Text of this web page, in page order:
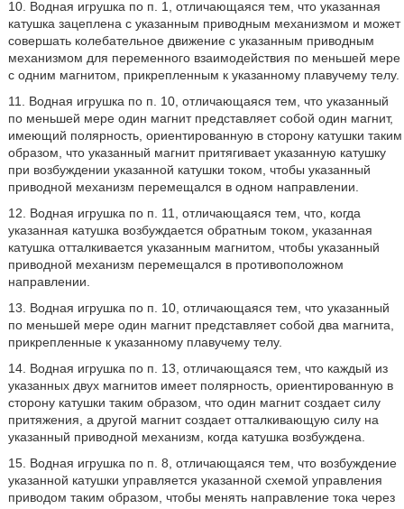
10. Водная игрушка по п. 1, отличающаяся тем, что указанная
катушка зацеплена с указанным приводным механизмом и может
совершать колебательное движение с указанным приводным
механизмом для переменного взаимодействия по меньшей мере
с одним магнитом, прикрепленным к указанному плавучему телу.
11. Водная игрушка по п. 10, отличающаяся тем, что указанный
по меньшей мере один магнит представляет собой один магнит,
имеющий полярность, ориентированную в сторону катушки таким
образом, что указанный магнит притягивает указанную катушку
при возбуждении указанной катушки током, чтобы указанный
приводной механизм перемещался в одном направлении.
12. Водная игрушка по п. 11, отличающаяся тем, что, когда
указанная катушка возбуждается обратным током, указанная
катушка отталкивается указанным магнитом, чтобы указанный
приводной механизм перемещался в противоположном
направлении.
13. Водная игрушка по п. 10, отличающаяся тем, что указанный
по меньшей мере один магнит представляет собой два магнита,
прикрепленные к указанному плавучему телу.
14. Водная игрушка по п. 13, отличающаяся тем, что каждый из
указанных двух магнитов имеет полярность, ориентированную в
сторону катушки таким образом, что один магнит создает силу
притяжения, а другой магнит создает отталкивающую силу на
указанный приводной механизм, когда катушка возбуждена.
15. Водная игрушка по п. 8, отличающаяся тем, что возбуждение
указанной катушки управляется указанной схемой управления
приводом таким образом, чтобы менять направление тока через